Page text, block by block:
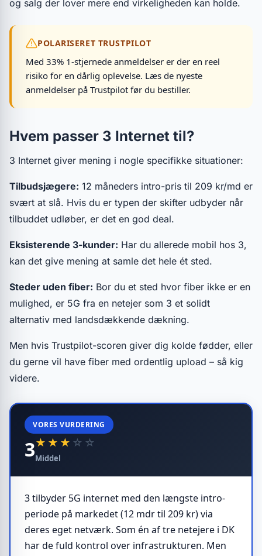
og salg der lover mere end virkeligheden kan holde.
POLARISERET TRUSTPILOT
Med 33% 1-stjernede anmeldelser er der en reel
risiko for en dårlig oplevelse. Læs de nyeste
anmeldelser på Trustpilot før du bestiller.
Hvem passer 3 Internet til?
3 Internet giver mening i nogle specifikke situationer:
Tilbudsjægere: 12 måneders intro-pris til 209 kr/md er
svært at slå. Hvis du er typen der skifter udbyder når
tilbuddet udløber, er det en god deal.
Eksisterende 3-kunder: Har du allerede mobil hos 3,
kan det give mening at samle det hele ét sted.
Steder uden fiber: Bor du et sted hvor fiber ikke er en
mulighed, er 5G fra en netejer som 3 et solidt
alternativ med landsdækkende dækning.
Men hvis Trustpilot-scoren giver dig kolde fødder, eller
du gerne vil have fiber med ordentlig upload – så kig
videre.
VORES VURDERING
3★ ★ ★ ☆ ☆
Middel
3 tilbyder 5G internet med den længste intro-
periode på markedet (12 mdr til 209 kr) via
deres eget netværk. Som én af tre netejere i DK
har de fuld kontrol over infrastrukturen. Men